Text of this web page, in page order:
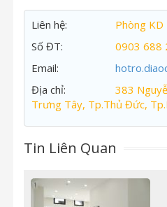
Liên hệ:
Phòng KD
Số ĐT:
0903 688
Email:
Địa chỉ:
383
Trưng Tây, Tp.Thủ Đức,
Tin Liên Quan